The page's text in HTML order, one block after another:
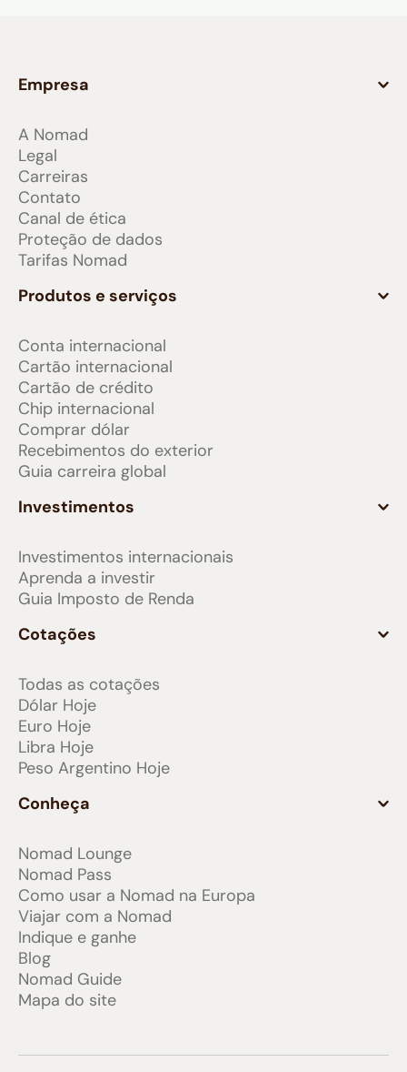
Empresa
A Nomad
Legal
Carreiras
Contato
Canal de ética
Proteção de dados
Tarifas Nomad
Produtos e serviços
Conta internacional
Cartão internacional
Cartão de crédito
Chip internacional
Comprar dólar
Recebimentos do exterior
Guia carreira global
Investimentos
Investimentos internacionais
Aprenda a investir
Guia Imposto de Renda
Cotações
Todas as cotações
Dólar Hoje
Euro Hoje
Libra Hoje
Peso Argentino Hoje
Conheça
Nomad Lounge
Nomad Pass
Como usar a Nomad na Europa
Viajar com a Nomad
Indique e ganhe
Blog
Nomad Guide
Mapa do site